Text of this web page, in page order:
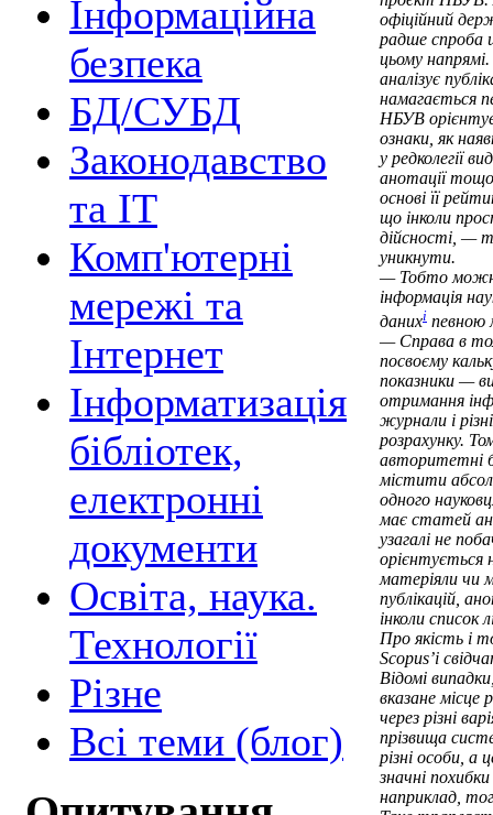
Інформаційна
безпека
БД/СУБД
Законодавство
та ІТ
Комп'ютерні
мережі та
Інтернет
Інформатизація
бібліотек,
електронні
документи
Освіта, наука.
Технології
Різне
Всі теми (блог)
офіційний
радше спроба
цьому
аналізує
намагається
НБУВ
ознаки, як
у редколегії
анотації
основі її
що інколи
дійсності, —
уникнути.
— Тобто
інформація
данихi певною
— Справа в
посвоєму
показники —
отримання
журнали і
розрахунку.
авторитетні
містити
одного
має статей
узагалі не
орієнтується
матеріяли чи
публікацій,
інколи список
Про якість і
Scopus’і
Відомі
вказане місце
через різні
прізвища
різні особи, а
значні
наприклад,